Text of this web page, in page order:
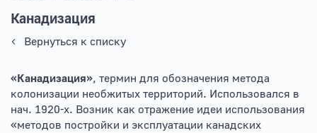
Канадизация
Вернуться к списку
«Канадизация», термин для обозначения метода
колонизации необжитых территорий. Использовался в
нач. 1920-х. Возник как отражение идеи использования
«методов постройки и эксплуатации канадских